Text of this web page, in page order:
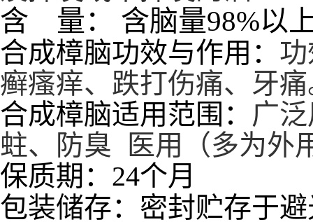
含 量： 含脑量98%以
合成樟脑功效与作用：
癣瘙痒、跌打伤痛、牙
合成樟脑适用范围： 广
蛀、防臭 医用（多为外
保质期：24个月
包装储存：密封贮存于